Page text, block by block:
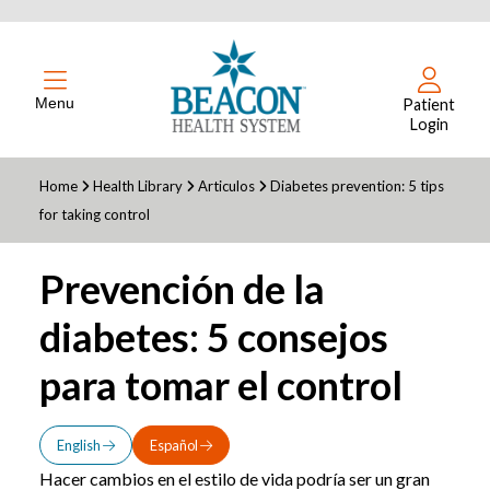
Menu
Patient
Login
Home Health Library Articulos
Diabetes prevention: 5 tips
for taking control
Prevención de la
diabetes: 5 consejos
para tomar el control
English Español
Hacer cambios en el estilo de vida podría ser un gran